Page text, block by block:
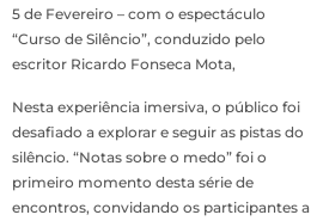
5 de Fevereiro – com o espectáculo
“Curso de Silêncio”, conduzido pelo
escritor Ricardo Fonseca Mota,
Nesta experiência imersiva, o público foi
desafiado a explorar e seguir as pistas do
silêncio. “Notas sobre o medo” foi o
primeiro momento desta série de
encontros, convidando os participantes a